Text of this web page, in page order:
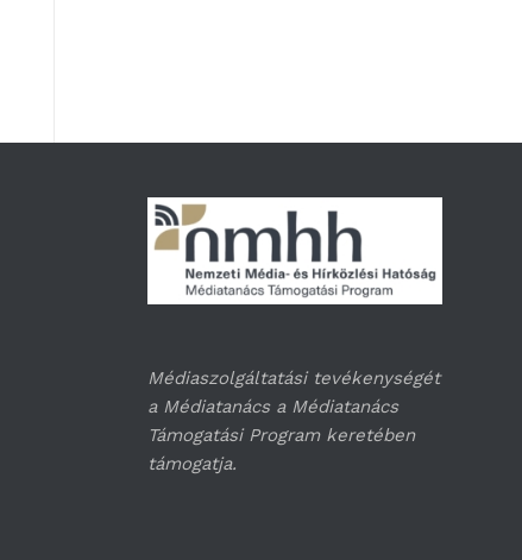
Médiaszolgáltatási tevékenységét
a Médiatanács a Médiatanács
Támogatási Program keretében
támogatja.